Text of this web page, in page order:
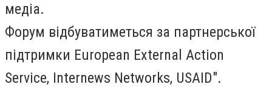
медіа.
Форум відбуватиметься за партнерської
підтримки European External Action
Service, Internews Networks, USAID".